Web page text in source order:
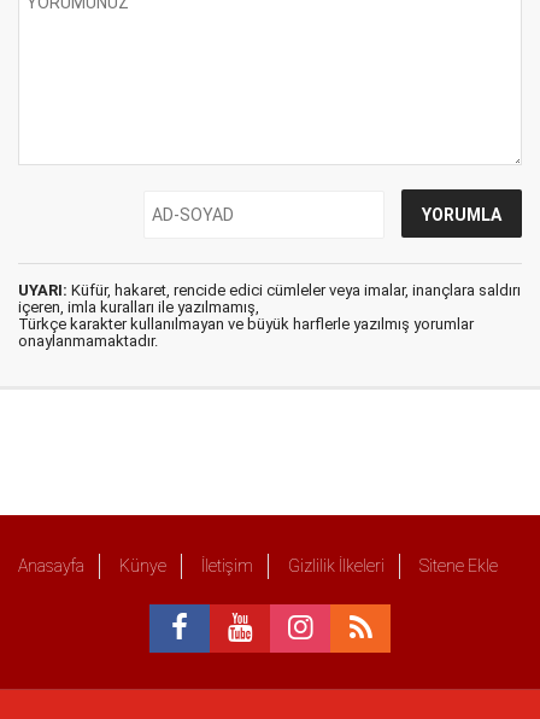
UYARI: Küfür, hakaret, rencide edici cümleler veya imalar, inançlara saldırı
içeren, imla kuralları ile yazılmamış,
Türkçe karakter kullanılmayan ve büyük harflerle yazılmış yorumlar
onaylanmamaktadır.
Anasayfa Künye İletişim Gizlilik İlkeleri Sitene Ekle